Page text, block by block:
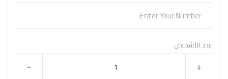
عدد الأشخاص
- +